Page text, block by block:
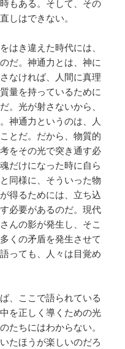
もある。そして、その
しはできない。
はき違えた時代には、
だ。神通力とは、神に
なければ、人間に真理
量を持っているために
。光が射さないから、
神通力というのは、人
とだ。だから、物質的
をその光で突き通す必
だけになった時に自ら
同様に、そういった物
得るためには、立ち込
必要があるのだ。現代
んの影が発生し、そこ
くの矛盾を発生させて
っても、人々は目覚め
、ここで語られている
を正しく導くための光
たちにはわからない。
たほうが楽しいのだろ